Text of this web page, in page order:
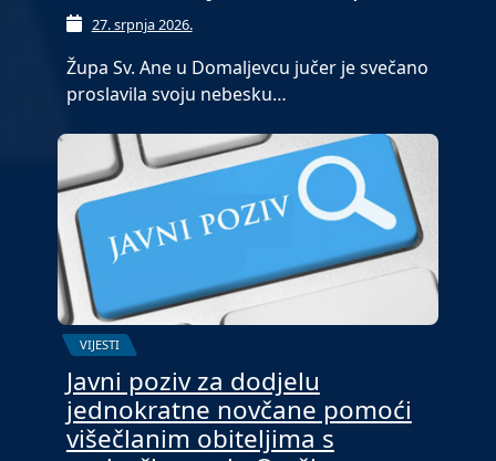
27. srpnja 2026.
Župa Sv. Ane u Domaljevcu jučer je svečano
proslavila svoju nebesku…
VIJESTI
Javni poziv za dodjelu
jednokratne novčane pomoći
višečlanim obiteljima s